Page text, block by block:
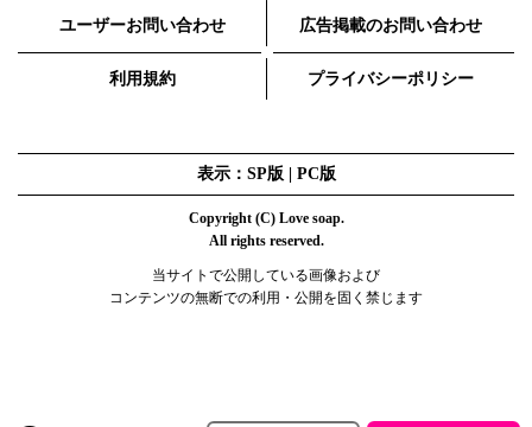
ユーザーお問い合わせ 広告掲載のお問い合わせ
利用規約 プライバシーポリシー
表示：SP版 | PC版
Copyright (C) Love soap.
All rights reserved.
当サイトで公開している画像および
コンテンツの無断での利用・公開を固く禁じます